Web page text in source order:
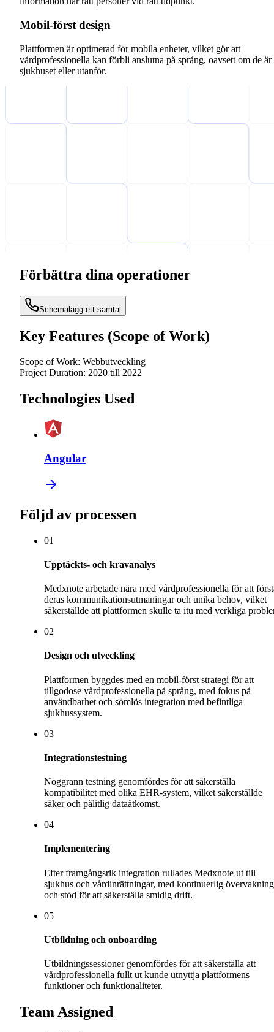
Mobil-först design
Plattformen är optimerad för mobila enheter, vilket gör att
vårdprofessionella kan förbli anslutna på språng, oavsett om de är
sjukhuset eller utanför.
Förbättra dina operationer
Schemalägg ett samtal
Key Features (Scope of Work)
Scope of Work: Webbutveckling
Project Duration: 2020 till 2022
Technologies Used
Angular
Följd av processen
01
Upptäckts- och kravanalys
Medxnote arbetade nära med vårdprofessionella för att
deras kommunikationsutmaningar och unika behov, vilket
säkerställde att plattformen skulle ta itu med verkliga
02
Design och utveckling
Plattformen byggdes med en mobil-först strategi för att
tillgodose vårdprofessionella på språng, med fokus på
användbarhet och sömlös integration med befintliga
sjukhussystem.
03
Integrationstestning
Noggrann testning genomfördes för att säkerställa
kompatibilitet med olika EHR-system, vilket säkerställde
säker och pålitlig dataåtkomst.
04
Implementering
Efter framgångsrik integration rullades Medxnote ut till
sjukhus och vårdinrättningar, med kontinuerlig övervakning
och stöd för att säkerställa smidig drift.
05
Utbildning och onboarding
Utbildningssessioner genomfördes för att säkerställa att
vårdprofessionella fullt ut kunde utnyttja plattformens
funktioner och funktionaliteter.
Team Assigned